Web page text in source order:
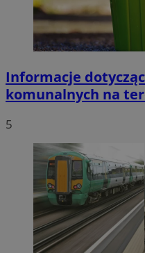
Informacje
komunalnych na
5